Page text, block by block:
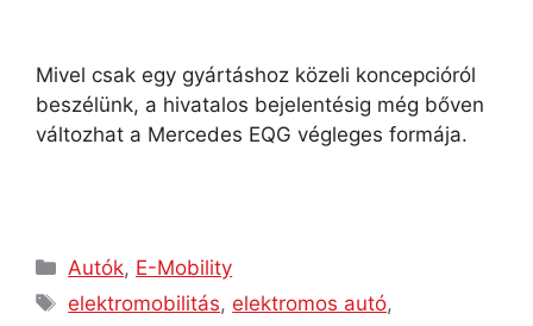
Mivel csak egy gyártáshoz közeli koncepcióról
beszélünk, a hivatalos bejelentésig még bőven
változhat a Mercedes EQG végleges formája.
Autók, E-Mobility
elektromobilitás,elektromos autó,